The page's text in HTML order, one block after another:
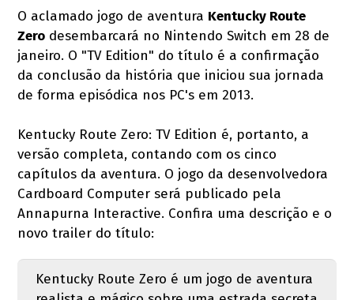
O aclamado jogo de aventura Kentucky Route
Zero desembarcará no Nintendo Switch em 28 de
janeiro. O "TV Edition" do título é a confirmação
da conclusão da história que iniciou sua jornada
de forma episódica nos PC's em 2013.
Kentucky Route Zero: TV Edition é, portanto, a
versão completa, contando com os cinco
capítulos da aventura. O jogo da desenvolvedora
Cardboard Computer será publicado pela
Annapurna Interactive. Confira uma descrição e o
novo trailer do título:
Kentucky Route Zero é um jogo de aventura